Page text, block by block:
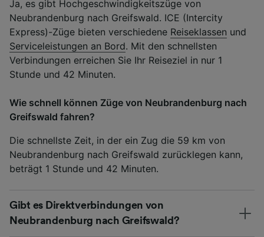
Ja, es gibt Hochgeschwindigkeitszüge von
Neubrandenburg nach Greifswald. ICE (Intercity
Express)-Züge bieten verschiedene Reiseklassen und
Serviceleistungen an Bord. Mit den schnellsten
Verbindungen erreichen Sie Ihr Reiseziel in nur 1
Stunde und 42 Minuten.
Wie schnell können Züge von Neubrandenburg nach
Greifswald fahren?
Die schnellste Zeit, in der ein Zug die 59 km von
Neubrandenburg nach Greifswald zurücklegen kann,
beträgt 1 Stunde und 42 Minuten.
Gibt es Direktverbindungen von
Neubrandenburg nach Greifswald?